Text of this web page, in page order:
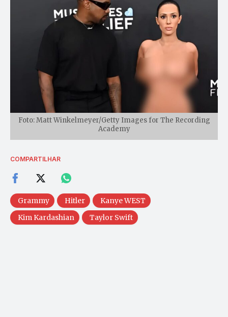
Foto: Matt Winkelmeyer/Getty Images for The Recording
Academy
COMPARTILHAR
Grammy Hitler
Kanye WEST
Kim Kardashian
Taylor Swift